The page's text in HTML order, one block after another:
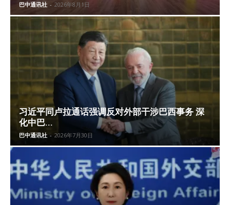
巴中通讯社 - 2026年8月1日
习近平同卢拉通话强调反对外部干涉巴西事务 深
化中巴...
巴中通讯社 - 2026年7月30日